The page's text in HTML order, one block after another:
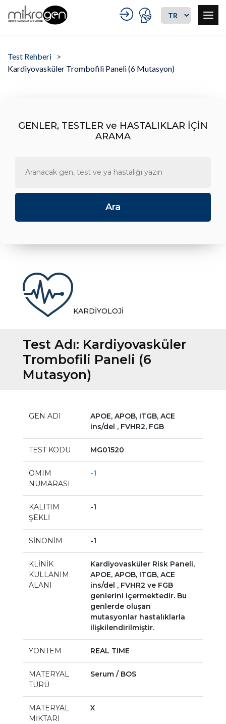
Test Rehberi
Kardiyovasküler Trombofili Paneli (6 Mutasyon)
GENLER, TESTLER ve HASTALIKLAR İÇİN
ARAMA
KARDİYOLOJİ
Test Adı: Kardiyovasküler
Trombofili Paneli (6
Mutasyon)
GEN ADI
APOE, APOB, ITGB, ACE
ins/del , FVHR2, FGB
TEST KODU MG01520
OMIM
NUMARASI
-1
KALITIM
ŞEKLİ
-1
SİNONİM -1
KLİNİK
KULLANIM
ALANI
Kardiyovasküler Risk Paneli,
APOE, APOB, ITGB, ACE
ins/del , FVHR2 ve FGB
genlerini içermektedir. Bu
genlerde oluşan
mutasyonlar hastalıklarla
ilişkilendirilmiştir.
YÖNTEM REAL TIME
MATERYAL
TÜRÜ
Serum / BOS
MATERYAL
MİKTARI
X